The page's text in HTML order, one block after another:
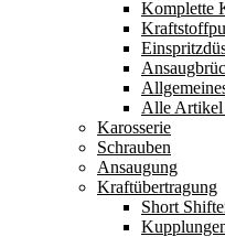
Komplette
Alle
Karosserie
Schrauben
Ansaugung
Kraftübertragung
Short